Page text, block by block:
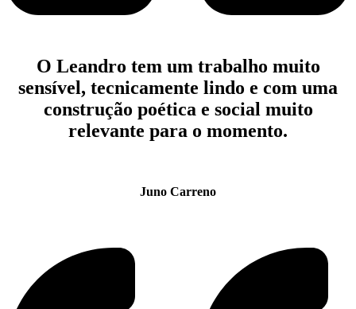
O Leandro tem um trabalho muito
sensível, tecnicamente lindo e com uma
construção poética e social muito
relevante para o momento.
Juno Carreno